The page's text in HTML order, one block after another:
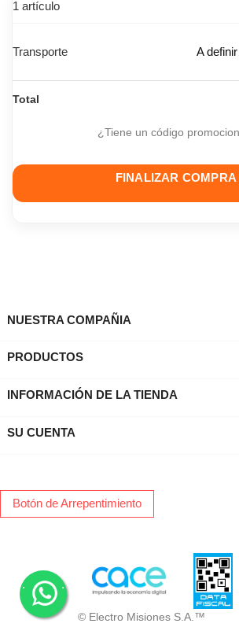
1 artículo
Transporte A definir
Total
¿Tiene un código
FINALIZAR COMPRA
NUESTRA COMPAÑIA
PRODUCTOS
INFORMACIÓN DE LA TIENDA
SU CUENTA
Botón de Arrepentimiento
© Electro Misiones S.A.™
. .